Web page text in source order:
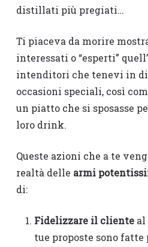
distillati più pregiati…
Ti piaceva da morire
interessati o “esperti”
intenditori che tenevi in
occasioni speciali, così
un piatto che si sposasse
loro drink.
Queste azioni che a te
realtà delle armi
di:
Fidelizzare il clienteal
tue proposte sono fatte